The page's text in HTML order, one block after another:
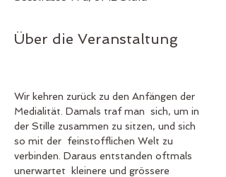
Über die Veranstaltung
Wir kehren zurück zu den Anfängen der
Medialität. Damals traf man  sich, um in
der Stille zusammen zu sitzen, und sich
so mit der  feinstofflichen Welt zu
verbinden. Daraus entstanden oftmals
unerwartet  kleinere und grössere